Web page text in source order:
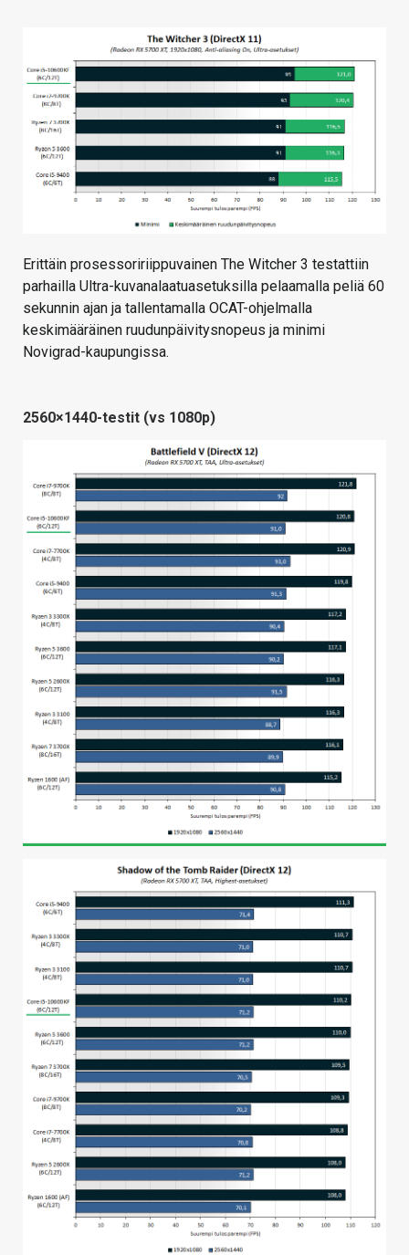
Erittäin prosessoririippuvainen The Witcher 3 testattiin
parhailla Ultra-kuvanalaatuasetuksilla pelaamalla peliä 60
sekunnin ajan ja tallentamalla OCAT-ohjelmalla
keskimääräinen ruudunpäivitysnopeus ja minimi
Novigrad-kaupungissa.
2560×1440-testit (vs 1080p)